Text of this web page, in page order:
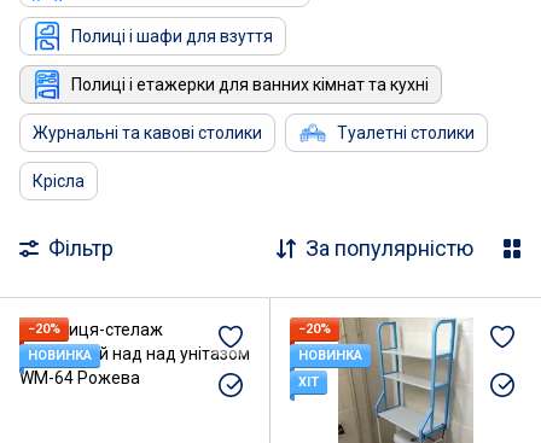
Полиці і шафи для взуття
Полиці і етажерки для ванних кімнат та кухні
Журнальні та кавові столики Туалетні столики
Крісла
Фільтр За популярністю
−20%
НОВИНКА
−20%
НОВИНКА
ХІТ